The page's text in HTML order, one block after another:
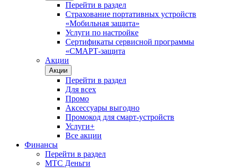
Перейти в раздел
Страхование портативных устройств
«Мобильная защита»
Услуги по настройке
Сертификаты сервисной программы
«СМАРТ-защита
Акции
Акции
Перейти в раздел
Для всех
Промо
Аксессуары выгодно
Промокод для смарт-устройств
Услуги+
Все акции
Финансы
Перейти в раздел
МТС Деньги